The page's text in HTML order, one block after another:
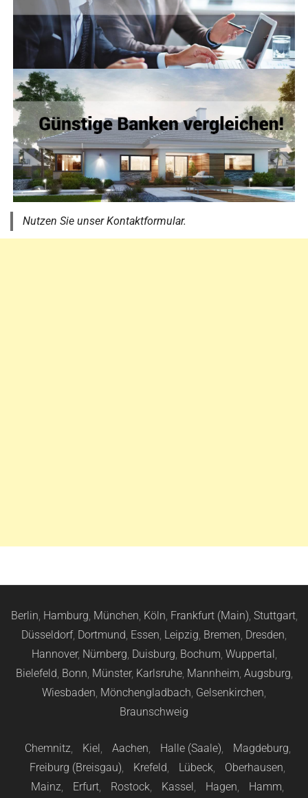
Nutzen Sie unser Kontaktformular.
Berlin, Hamburg, München, Köln, Frankfurt (Main), Stuttgart,
Düsseldorf, Dortmund, Essen, Leipzig, Bremen, Dresden,
Hannover, Nürnberg, Duisburg, Bochum, Wuppertal,
Bielefeld, Bonn, Münster, Karlsruhe, Mannheim, Augsburg,
Wiesbaden, Mönchengladbach, Gelsenkirchen,
Braunschweig
Chemnitz, Kiel, Aachen, Halle (Saale), Magdeburg,
Freiburg (Breisgau), Krefeld, Lübeck, Oberhausen,
Mainz, Erfurt, Rostock, Kassel, Hagen, Hamm,